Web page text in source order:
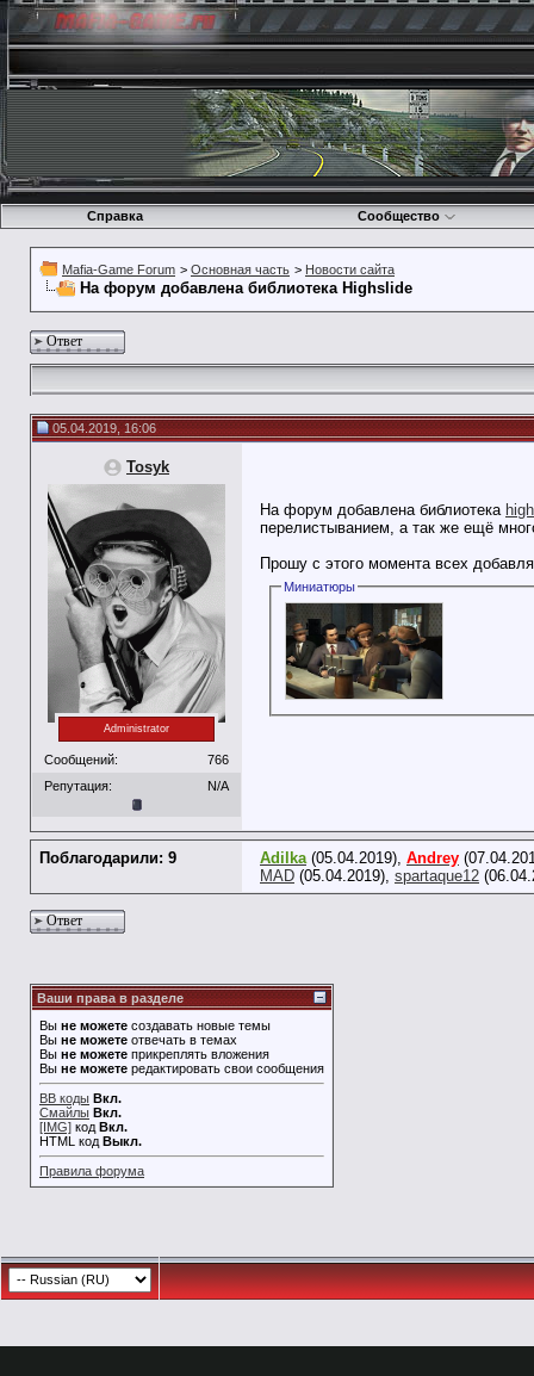
Справка Сообщество
Mafia-Game Forum > Основная часть > Новости сайта
На форум добавлена библиотека Highslide
Ответ
05.04.2019, 16:06
Tosyk
Administrator
Сообщений:
766
Репутация:
N/A
На форум добавлена библиотека
перелистыванием, а так же ещё
Прошу с этого момента всех
Миниатюры
Поблагодарили: 9 Adilka(05.04.2019), Andrey
MAD (05.04.2019), spartaque12
Ответ
Ваши права в разделе
Вы не можете создавать новые темы
Вы не можете отвечать в темах
Вы не можете прикреплять вложения
Вы не можете редактировать свои сообщения
BB коды Вкл.
Смайлы Вкл.
[IMG] код Вкл.
HTML код Выкл.
Правила форума